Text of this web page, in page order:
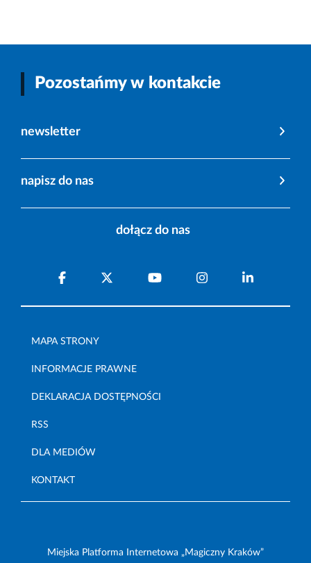
Pozostańmy w kontakcie
newsletter
napisz do nas
dołącz do nas
MAPA STRONY
INFORMACJE PRAWNE
DEKLARACJA DOSTĘPNOŚCI
RSS
DLA MEDIÓW
KONTAKT
Miejska Platforma Internetowa „Magiczny Kraków”